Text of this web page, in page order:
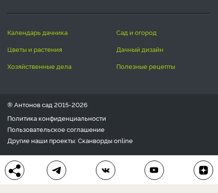
календарь дачника
сад и огород
цветы и растения
дачный дизайн
хозяйственные дела
полезные рецепты
® Антонов сад 2015-2026
Политика конфиденциальности
Пользовательское соглашение
Другие наши проекты: Сканвордыonline
Любое использование материала допускается только с
письменного согласия редакции